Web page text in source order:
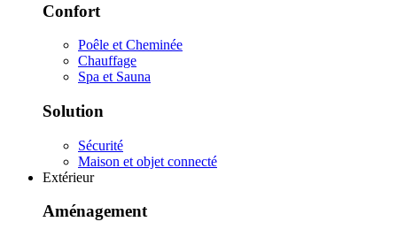
Confort
Poêle et Cheminée
Chauffage
Spa et Sauna
Solution
Sécurité
Maison et objet connecté
Extérieur
Aménagement